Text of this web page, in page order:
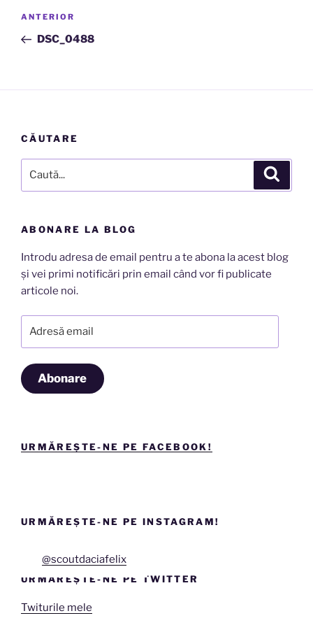
Navigare
articole
Articolul
anterior
ANTERIOR
DSC_0488
CĂUTARE
după:
ABONARE LA BLOG
Introdu adresa de email pentru a te abona la acest blog
și vei primi notificări prin email când vor fi publicate
articole noi.
Abonare
URMĂREȘTE-NE PE FACEBOOK!
URMĂREȘTE-NE PE INSTAGRAM!
@scoutdaciafelix
URMĂREȘTE-NE PE TWITTER
Twiturile mele